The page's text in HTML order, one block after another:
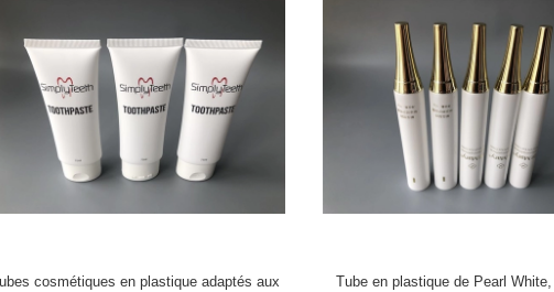
Emballage blanc comme le lait de tube de
Tubes cosmétiques en plastique